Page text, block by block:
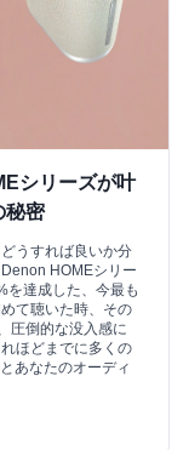
シリーズが叶
秘密
うすれば良いか分
HOMEシリー
を達成した、今最も
て聴いた時、その
圧倒的な没入感に
ほどまでに多くの
あなたのオーディ